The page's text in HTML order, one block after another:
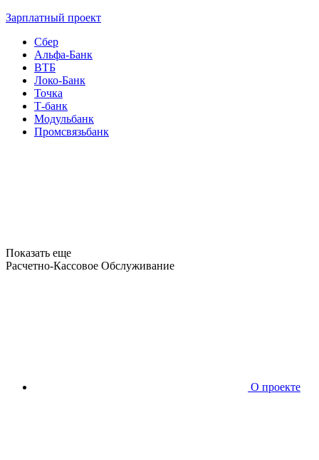
Зарплатный проект
Сбер
Альфа-Банк
ВТБ
Локо-Банк
Точка
Т-банк
Модульбанк
Промсвязьбанк
Показать еще
Расчетно-Кассовое Обслуживание
О проекте